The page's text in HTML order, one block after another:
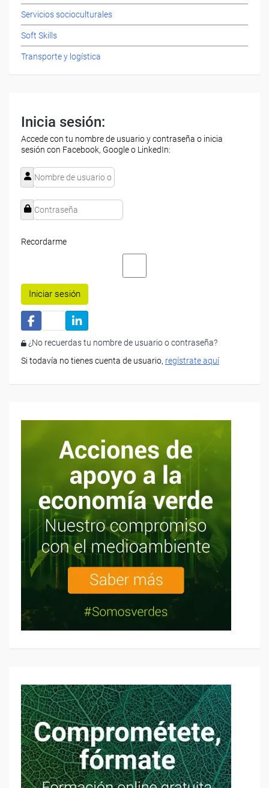
Servicios socioculturales
Soft Skills
Transporte y logística
Inicia sesión:
Accede con tu nombre de usuario y contraseña o inicia
sesión con Facebook, Google o LinkedIn:
Recordarme
Iniciar sesión
¿No recuerdas tu nombre de usuario o contraseña?
Si todavía no tienes cuenta de usuario, regístrate aquí